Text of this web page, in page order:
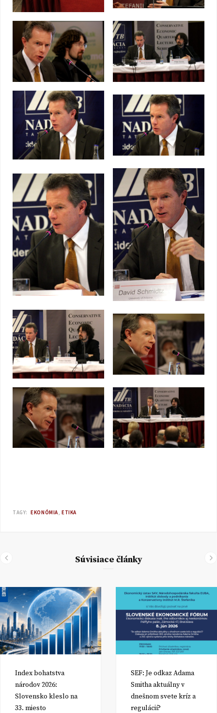
TAGY: EKONÓMIA ETIKA
Súvisiace články
Index bohatstva
národov 2026:
Slovensko kleslo na
33. miesto
SEF: Je odkaz Adama
Smitha aktuálny v
dnešnom svete kríz a
regulácií?